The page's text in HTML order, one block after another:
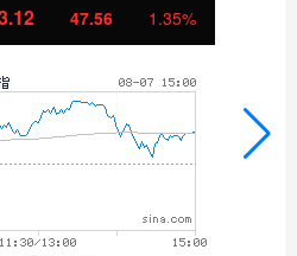
47.56 1.35%